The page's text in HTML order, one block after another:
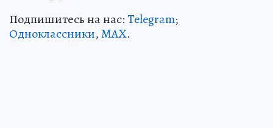
Подпишитесь на нас:Telegram;
Одноклассники,MAX.